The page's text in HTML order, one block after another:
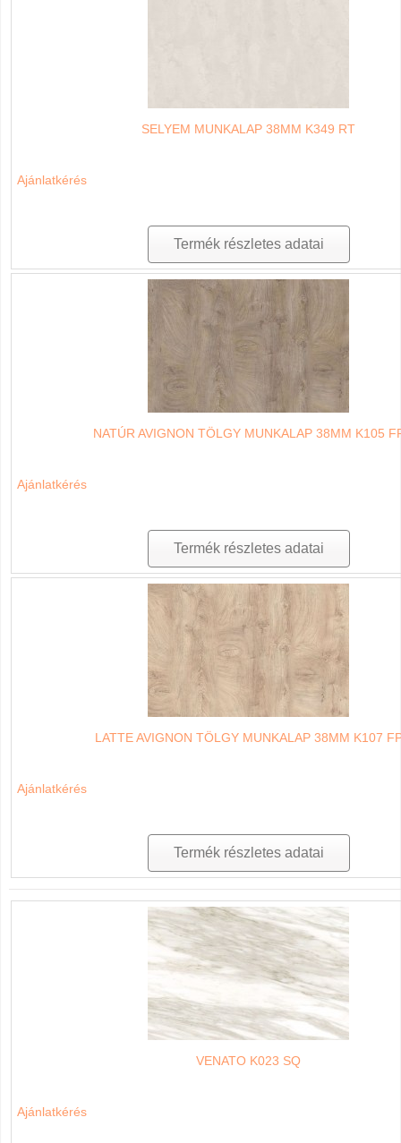
SELYEM MUNKALAP 38MM K349 RT
Ajánlatkérés
Termék részletes adatai
NATÚR AVIGNON TÖLGY MUNKALAP 38MM K105
Ajánlatkérés
Termék részletes adatai
LATTE AVIGNON TÖLGY MUNKALAP 38MM K107
Ajánlatkérés
Termék részletes adatai
VENATO K023 SQ
Ajánlatkérés